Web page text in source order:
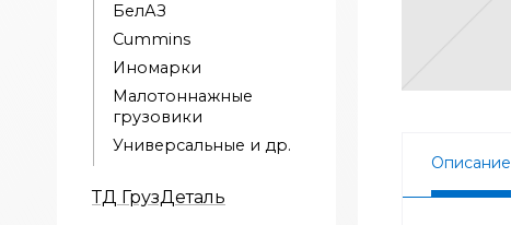
БелАЗ
Cummins
Иномарки
Малотоннажные
грузовики
Универсальные и др.
ТД ГрузДеталь
Описание